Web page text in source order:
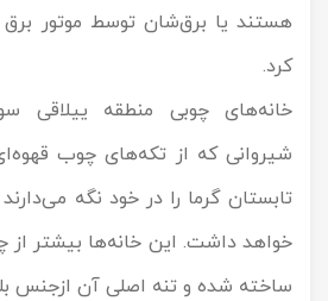
هستند یا برق‌شان توسط موتور
کرد.
خانه‌های چوبی منطقه ییلاقی
شیروانی که از تکه‌های چوب
تابستان گرما را در خود نگه
خواهد داشت. این خانه‌ها بیشتر از
ساخته شده و تنه اصلی آن ازجنس